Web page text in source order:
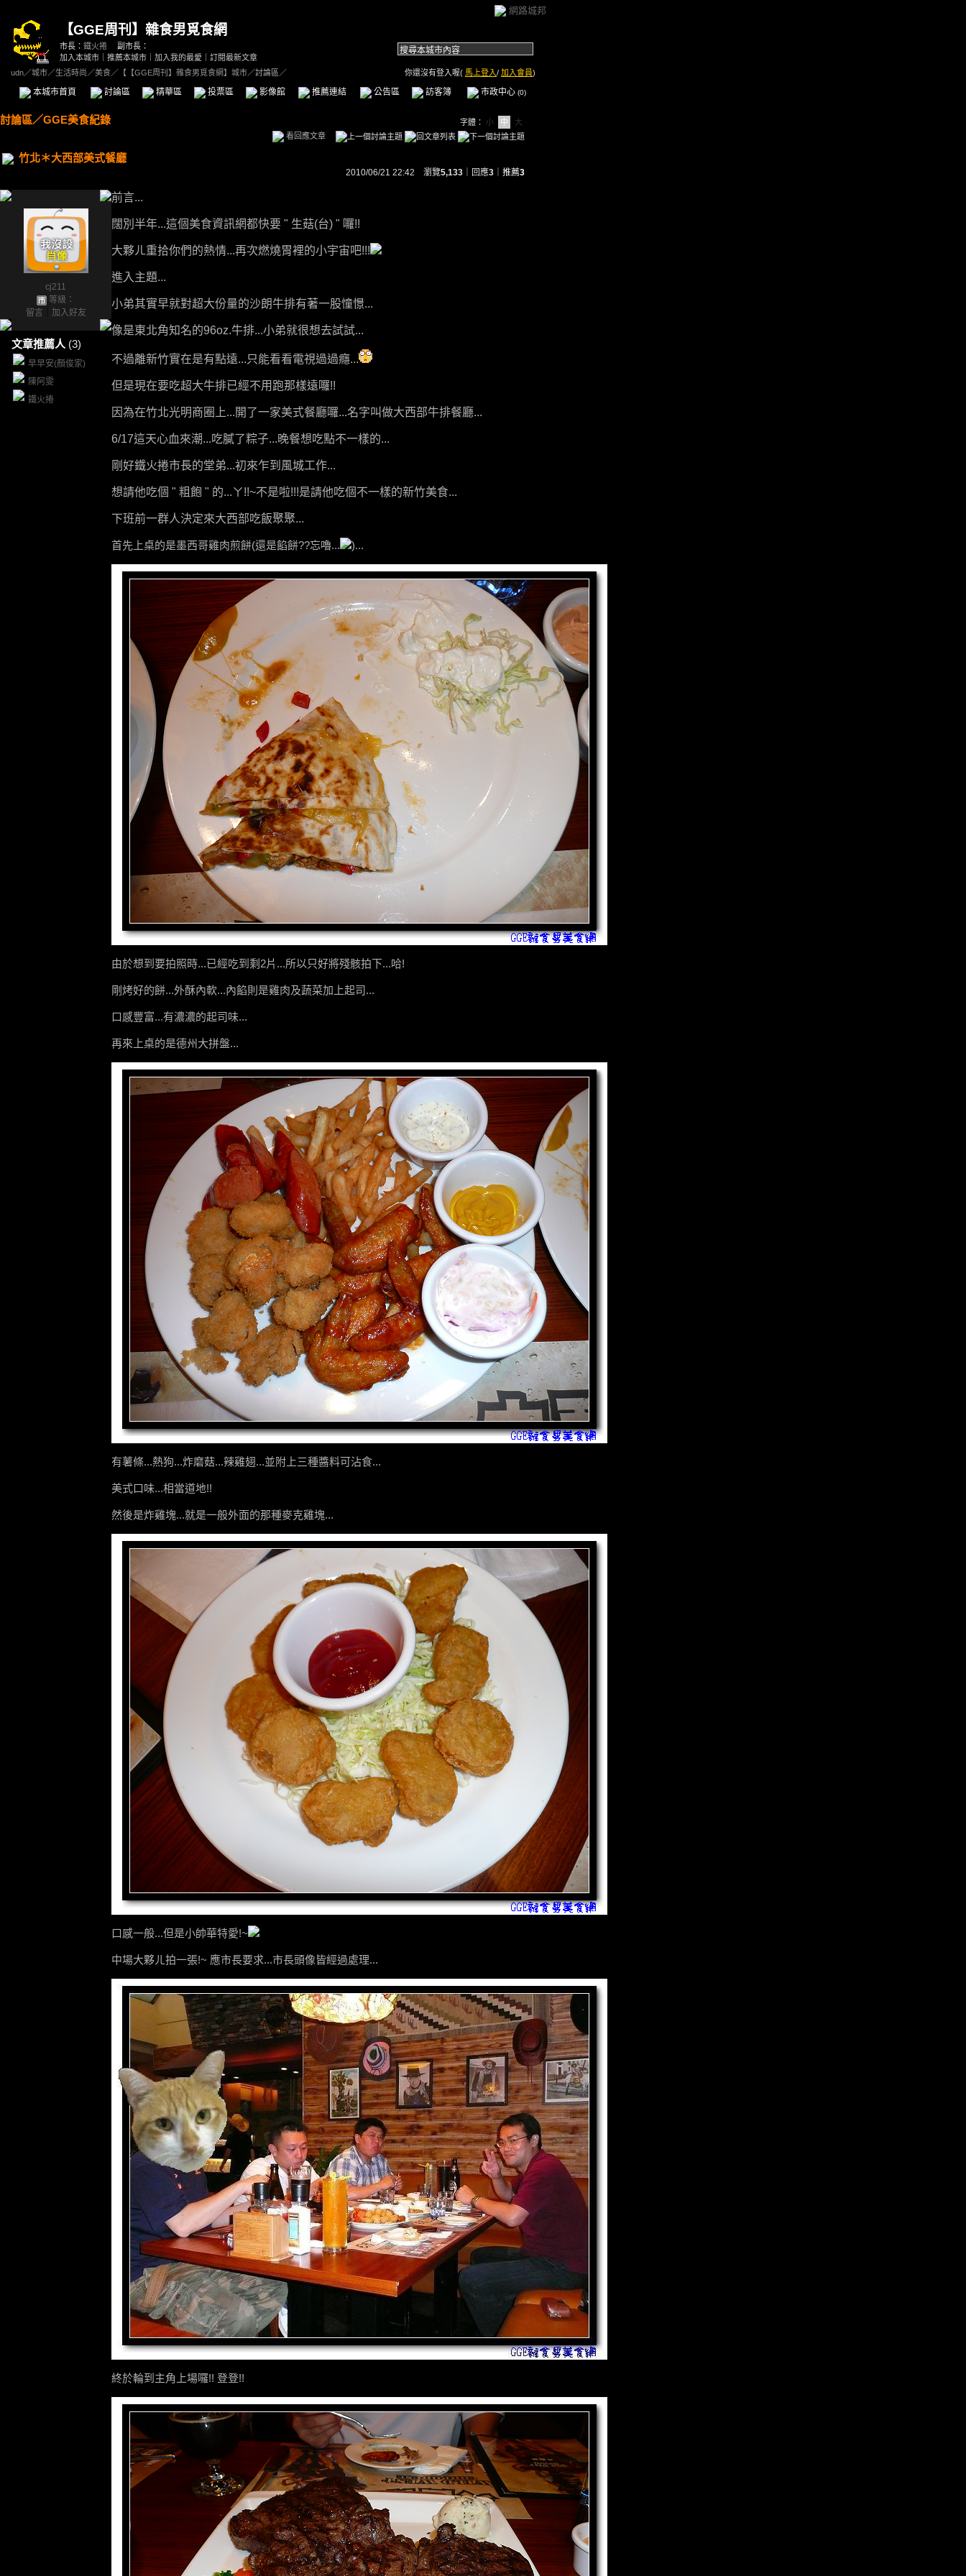
網路城邦
【GGE周刊】雜食男覓食網
市長： 鐵火捲
副市長：
加入本城市
推薦本城市 加入我的最愛
訂閱最新文章
udn／城市／生活時尚 ／美食／ 【【GGE周刊】雜食男覓食網】城市／討論區／ 你還沒有登入喔( 馬上登入/ 加入會員)
本城市首頁 討論區 精華區 投票區 影像館 推薦連結 公告區 訪客簿 市政中心 (0)
討論區／GGE美食紀錄 字體： 小 中
大
看回應文章
竹北＊大西部美式餐廳
2010/06/21 22:42 瀏覽5,133 ｜回應3 推薦3
cj211
等級：
留言
加入好友
文章推薦人 (3)
早早安(顏俊家)
陳阿雯
鐵火捲
前言...
闊別半年...這個美食資訊網都快要 " 生菇(台) " 囉!!
大夥ㄦ重拾你們的熱情...再次燃燒胃裡的小宇宙吧!!!
進入主題...
小弟其實早就對超大份量的沙朗牛排有著一股憧憬...
像是東北角知名的96oz.牛排...小弟就很想去試試...
不過離新竹實在是有點遠...只能看看電視過過癮...
但是現在要吃超大牛排已經不用跑那樣遠囉!!
因為在竹北光明商圈上...開了一家美式餐廳囉...名字叫做大西部牛排餐廳...
6/17這天心血來潮...吃膩了粽子...晚餐想吃點不一樣的...
剛好鐵火捲市長的堂弟...初來乍到風城工作...
想請他吃個 " 粗飽 " 的...ㄚ!!~不是啦!!!是請他吃個不一樣的新竹美食...
下班前一群人決定來大西部吃飯聚聚...
首先上桌的是墨西哥雞肉煎餅(還是餡餅??忘嚕... )...
由於想到要拍照時...已經吃到剩2片...所以只好將殘骸拍下...哈!
剛烤好的餅...外酥內軟...內餡則是雞肉及蔬菜加上起司...
口感豐富...有濃濃的起司味...
再來上桌的是德州大拼盤...
有薯條...熱狗...炸磨菇...辣雞翅...並附上三種醬料可沾食...
美式口味...相當道地!!
然後是炸雞塊...就是一般外面的那種麥克雞塊...
口感一般...但是小帥華特愛!~
中場大夥ㄦ拍一張!~ 應市長要求...市長頭像皆經過處理...
終於輪到主角上場囉!! 登登!!